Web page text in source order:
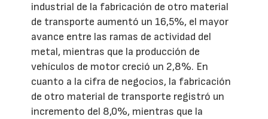
industrial de la fabricación de otro material
de transporte aumentó un 16,5%, el mayor
avance entre las ramas de actividad del
metal, mientras que la producción de
vehículos de motor creció un 2,8%. En
cuanto a la cifra de negocios, la fabricación
de otro material de transporte registró un
incremento del 8,0%, mientras que la